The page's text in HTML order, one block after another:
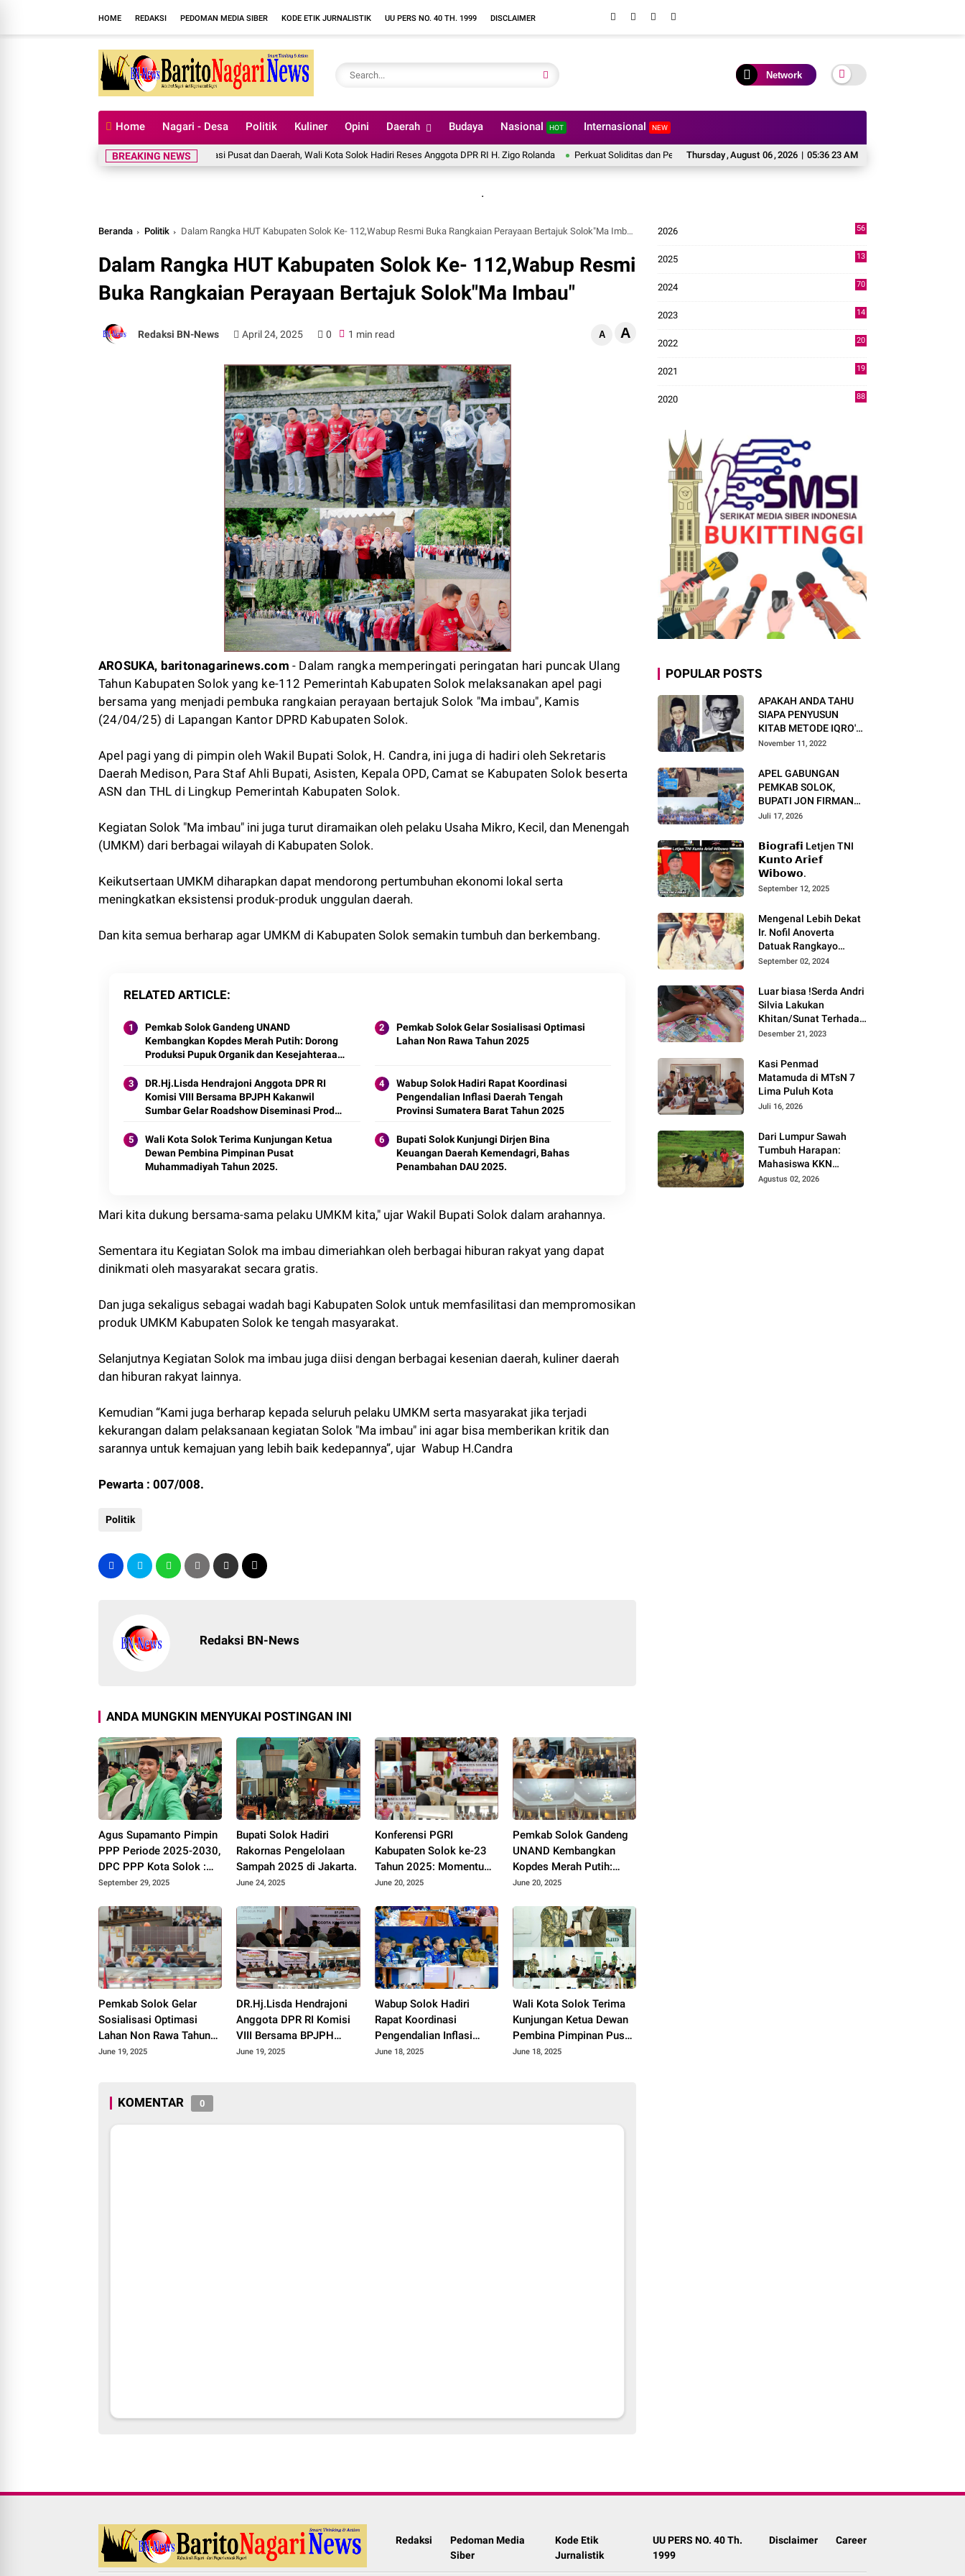
HOME REDAKSI PEDOMAN MEDIA SIBER KODE ETIK JURNALISTIK UU PERS NO. 40 TH. 1999 DISCLAIMER
Network
Home Nagari - Desa Politik Kuliner Opini Daerah Budaya Nasional HOT Internasional NEW
Thursday,August 06,2026 | 05:36 24 AM
BREAKING NEWS
Perkuat Kolaborasi Pusat dan Daerah, Wali Kota Solok Hadiri Reses Anggota DPR RI H. Zigo Rolanda Perkuat Soliditas dan Pengabdian, Lapas Solok Jadi Tuan Rumah Musyawarah Pembentukan Pengurus
.
Beranda Politik Dalam Rangka HUT Kabupaten Solok Ke- 112,Wabup Resmi Buka Rangkaian Perayaan Bertajuk Solok"Ma Imbau"
Dalam Rangka HUT Kabupaten Solok Ke- 112,Wabup Resmi
Buka Rangkaian Perayaan Bertajuk Solok"Ma Imbau"
Redaksi BN-News April 24, 2025 0 1 min read A A
AROSUKA, baritonagarinews.com - Dalam rangka memperingati peringatan hari puncak Ulang
Tahun Kabupaten Solok yang ke-112 Pemerintah Kabupaten Solok melaksanakan apel pagi
bersama yang menjadi pembuka rangkaian perayaan bertajuk Solok "Ma imbau", Kamis
(24/04/25) di Lapangan Kantor DPRD Kabupaten Solok.
Apel pagi yang di pimpin oleh Wakil Bupati Solok, H. Candra, ini juga di hadiri oleh Sekretaris
Daerah Medison, Para Staf Ahli Bupati, Asisten, Kepala OPD, Camat se Kabupaten Solok beserta
ASN dan THL di Lingkup Pemerintah Kabupaten Solok.
Kegiatan Solok "Ma imbau" ini juga turut diramaikan oleh pelaku Usaha Mikro, Kecil, dan Menengah
(UMKM) dari berbagai wilayah di Kabupaten Solok.
Keikutsertaan UMKM diharapkan dapat mendorong pertumbuhan ekonomi lokal serta
meningkatkan eksistensi produk-produk unggulan daerah.
Dan kita semua berharap agar UMKM di Kabupaten Solok semakin tumbuh dan berkembang.
RELATED ARTICLE
Pemkab Solok Gandeng UNAND
Kembangkan Kopdes Merah Putih: Dorong
Produksi Pupuk Organik dan Kesejahteraan
Pemkab Solok Gelar Sosialisasi Optimasi
Lahan Non Rawa Tahun 2025
DR.Hj.Lisda Hendrajoni Anggota DPR RI
Komisi VIII Bersama BPJPH Kakanwil
Sumbar Gelar Roadshow Diseminasi Produk
Wabup Solok Hadiri Rapat Koordinasi
Pengendalian Inflasi Daerah Tengah
Provinsi Sumatera Barat Tahun 2025
Wali Kota Solok Terima Kunjungan Ketua
Dewan Pembina Pimpinan Pusat
Muhammadiyah Tahun 2025.
Bupati Solok Kunjungi Dirjen Bina
Keuangan Daerah Kemendagri, Bahas
Penambahan DAU 2025.
Mari kita dukung bersama-sama pelaku UMKM kita," ujar Wakil Bupati Solok dalam arahannya.
Sementara itu Kegiatan Solok ma imbau dimeriahkan oleh berbagai hiburan rakyat yang dapat
dinikmati oleh masyarakat secara gratis.
Dan juga sekaligus sebagai wadah bagi Kabupaten Solok untuk memfasilitasi dan mempromosikan
produk UMKM Kabupaten Solok ke tengah masyarakat.
Selanjutnya Kegiatan Solok ma imbau juga diisi dengan berbagai kesenian daerah, kuliner daerah
dan hiburan rakyat lainnya.
Kemudian “Kami juga berharap kepada seluruh pelaku UMKM serta masyarakat jika terjadi
kekurangan dalam pelaksanaan kegiatan Solok "Ma imbau" ini agar bisa memberikan kritik dan
sarannya untuk kemajuan yang lebih baik kedepannya”, ujar Wabup H.Candra
Pewarta : 007/008.
Politik
Redaksi BN-News
ANDA MUNGKIN MENYUKAI POSTINGAN INI
Agus Supamanto Pimpin
PPP Periode 2025-2030,
DPC PPP Kota Solok :
Awal Kebangkitan Partai
September 29, 2025
Bupati Solok Hadiri
Rakornas Pengelolaan
Sampah 2025 di Jakarta.
June 24, 2025
Konferensi PGRI
Kabupaten Solok ke-23
Tahun 2025: Momentum
Konsolidasi dan
Baru.
June 20, 2025
Pemkab Solok Gandeng
UNAND Kembangkan
Kopdes Merah Putih:
Dorong Produksi Pupuk
Kesejahteraan Petani
2025.
June 20, 2025
Pemkab Solok Gelar
Sosialisasi Optimasi
Lahan Non Rawa Tahun
2025
June 19, 2025
DR.Hj.Lisda Hendrajoni
Anggota DPR RI Komisi
VIII Bersama BPJPH
Kakanwil Sumbar Gelar
June 19, 2025
Wabup Solok Hadiri
Rapat Koordinasi
Pengendalian Inflasi
Daerah Tengah Provinsi
June 18, 2025
Wali Kota Solok Terima
Kunjungan Ketua Dewan
Pembina Pimpinan Pusat
Muhammadiyah Tahun
June 18, 2025
KOMENTAR 0
2026
56
2025
13
2024
70
2023
14
2022
20
2021
19
2020
88
POPULAR POSTS
APAKAH ANDA TAHU
SIAPA PENYUSUN
KITAB METODE IQRO'?
INI BIOGRAFI KH. AS'AD
November 11, 2022
APEL GABUNGAN
PEMKAB SOLOK,
BUPATI JON FIRMAN
PANDU TEKANKAN ASN
DAN PELAYANAN
MASYARAKAT.
Juli 17, 2026
𝗕𝗶𝗼𝗴𝗿𝗮𝗳𝗶 Letjen TNI
𝗞𝘂𝗻𝘁𝗼 𝗔𝗿𝗶𝗲𝗳
𝗪𝗶𝗯𝗼𝘄𝗼.
September 12, 2025
Mengenal Lebih Dekat
Ir. Nofil Anoverta
Datuak Rangkayo
Batuah Cawako
September 02, 2024
Luar biasa !Serda Andri
Silvia Lakukan
Khitan/Sunat Terhadap
Anak Warga Binaannya
Desember 21, 2023
Kasi Penmad
Matamuda di MTsN 7
Lima Puluh Kota
Juli 16, 2026
Dari Lumpur Sawah
Tumbuh Harapan:
Mahasiswa KKN
Universitas Andalas
Agustus 02, 2026
Redaksi
Pedoman Media
Siber
Kode Etik
Jurnalistik
UU PERS NO. 40 Th.
1999
Disclaimer Career